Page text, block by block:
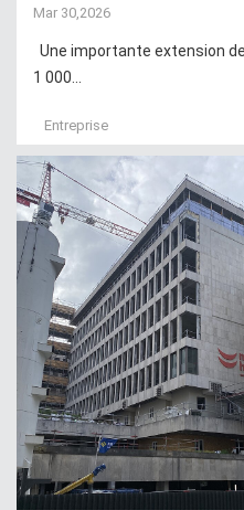
Mar 30,2026
Une importante extension
1 000...
Entreprise